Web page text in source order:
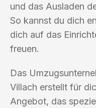
und das Ausladen
So kannst du dich
dich auf das
freuen.
Das
Villach erstellt für
Angebot, das